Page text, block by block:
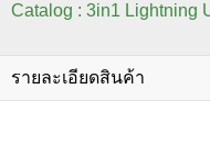
Catalog : 3in1 Lightning
รายละเอียดสินค้า